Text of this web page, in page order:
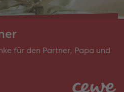
für den Partner, Papa und